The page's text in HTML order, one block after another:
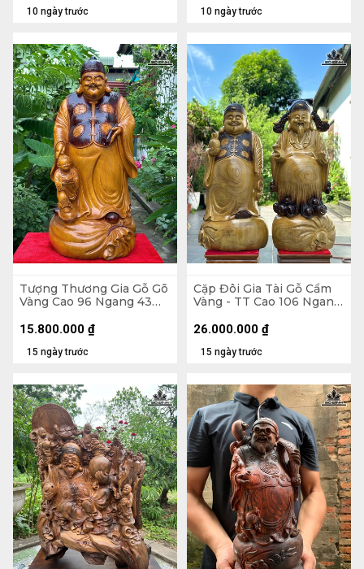
10 ngày trước 10 ngày trước
Tượng Thương Gia Gỗ Gõ
Vàng Cao 96 Ngang 43
15 ngày trước
15.800.000 ₫
Cặp Đôi Gia Tài Gỗ Cẩm
Vàng - TT Cao 106 Ngang
103 Ngang 48 Sâu 25 (cm)
15 ngày trước
26.000.000 ₫